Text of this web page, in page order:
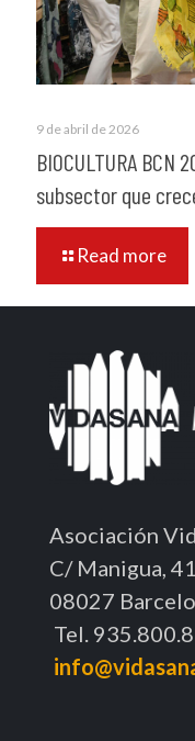
9 de abril de 2026
BIOCULTURA BCN
subsector que
Read more
Asociación
C/ Manigua,
08027
Tel.